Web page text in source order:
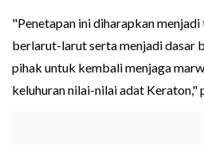
"Penetapan ini diharapkan
berlarut-larut serta menjadi dasar
pihak untuk kembali menjaga
keluhuran nilai-nilai adat Keraton,"